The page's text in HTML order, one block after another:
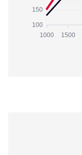
150
100
1000 1500